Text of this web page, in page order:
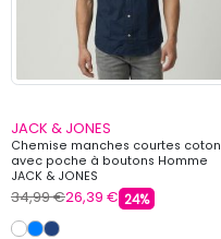
JACK & JONES
Chemise manches courtes coton
avec poche à boutons Homme
JACK & JONES
34,99 €26,39 € 24%